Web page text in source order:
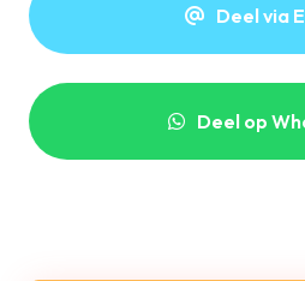
Deel via
Deel op